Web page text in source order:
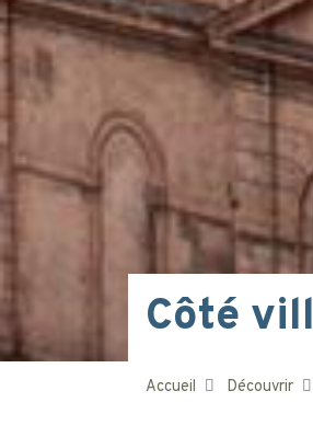
Côté
Accueil Découvrir